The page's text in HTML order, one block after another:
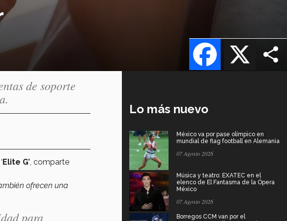
X
Facebook
de soporte
Elite G’ , comparte
ofrecen una
para
Lo más nuevo
México va por pase olímpico en
mundial de flag football en Alemania
07 Agosto 2026
Música y teatro: EXATEC en el
elenco de El Fantasma de la Ópera
México
07 Agosto 2026
Borregos CCM van por el